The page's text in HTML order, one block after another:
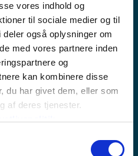
vores indhold og
til sociale medier og til
også oplysninger om
med vores partnere inden
og
kan kombinere disse
du har givet dem, eller som
af deres tjenester.
Kommerciel direktør
+45 5695 0678
jlc@portofroenne.com
for passagerer,
ikke mindst